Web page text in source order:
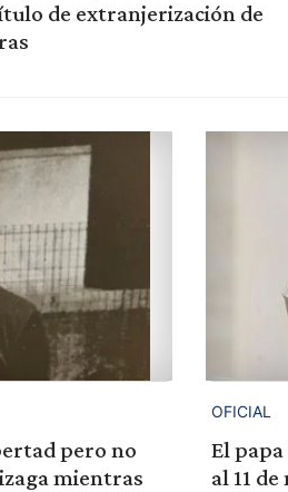
de extranjerización de
pero no
mientras
OFICIAL
El
al 11